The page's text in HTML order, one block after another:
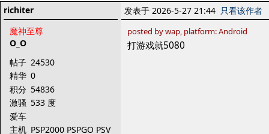
richiter
魔神至尊
O_O
帖子 24530
精华 0
积分 54836
激骚 533 度
爱车
主机 PSP2000 PSPGO PSV
发表于 2026-5-27 21:44 只看该作者
posted by wap, platform: Android
打游戏就5080